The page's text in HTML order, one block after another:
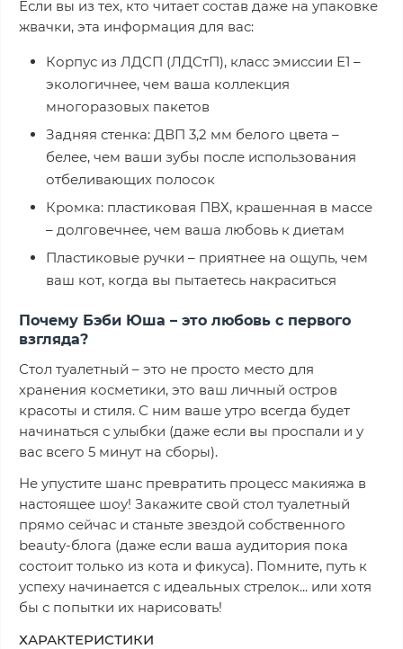
Если вы из тех, кто читает состав даже на упаковке
жвачки, эта информация для вас:
Корпус из ЛДСП (ЛДСтП), класс эмиссии Е1 –
экологичнее, чем ваша коллекция
многоразовых пакетов
Задняя стенка: ДВП 3,2 мм белого цвета –
белее, чем ваши зубы после использования
отбеливающих полосок
Кромка: пластиковая ПВХ, крашенная в массе
– долговечнее, чем ваша любовь к диетам
Пластиковые ручки – приятнее на ощупь, чем
ваш кот, когда вы пытаетесь накраситься
Почему Бэби Юша – это любовь с первого
взгляда?
Стол туалетный – это не просто место для
хранения косметики, это ваш личный остров
красоты и стиля. С ним ваше утро всегда будет
начинаться с улыбки (даже если вы проспали и у
вас всего 5 минут на сборы).
Не упустите шанс превратить процесс макияжа в
настоящее шоу! Закажите свой стол туалетный
прямо сейчас и станьте звездой собственного
beauty-блога (даже если ваша аудитория пока
состоит только из кота и фикуса). Помните, путь к
успеху начинается с идеальных стрелок... или хотя
бы с попытки их нарисовать!
ХАРАКТЕРИСТИКИ